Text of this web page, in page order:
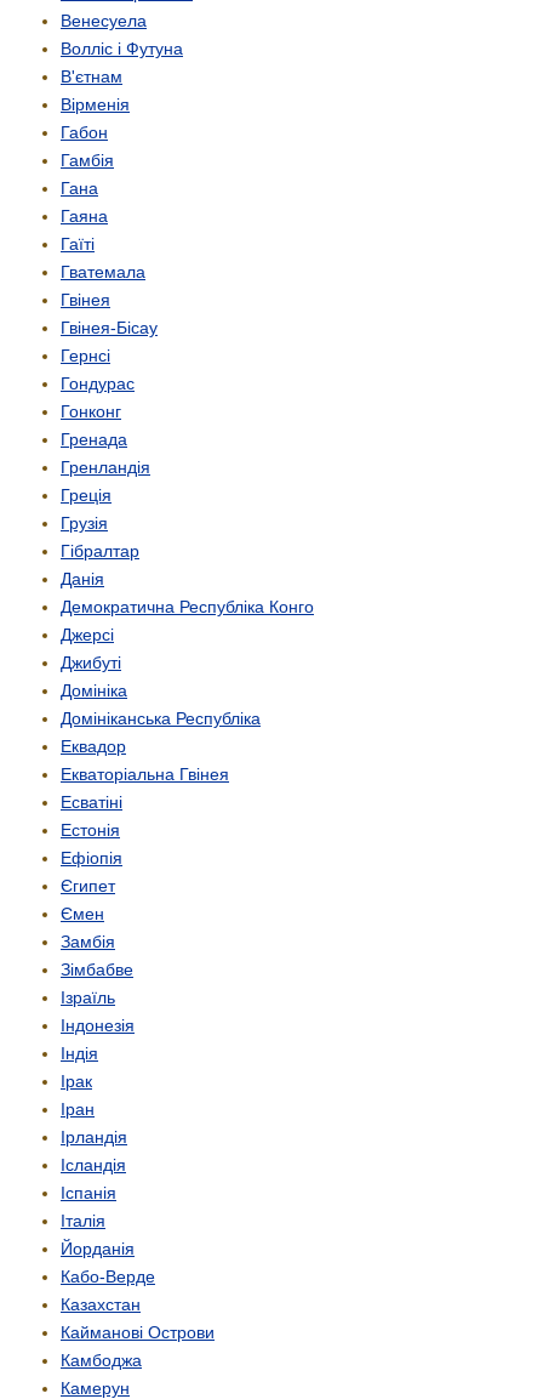
Венесуела
Волліс і Футуна
В'єтнам
Вірменія
Габон
Гамбія
Гана
Гаяна
Гаїті
Гватемала
Гвінея
Гвінея-Бісау
Гернсі
Гондурас
Гонконг
Гренада
Гренландія
Греція
Грузія
Гібралтар
Данія
Демократична Республіка Конго
Джерсі
Джибуті
Домініка
Домініканська Республіка
Еквадор
Екваторіальна Гвінея
Есватіні
Естонія
Ефіопія
Єгипет
Ємен
Замбія
Зімбабве
Ізраїль
Індонезія
Індія
Ірак
Іран
Ірландія
Ісландія
Іспанія
Італія
Йорданія
Кабо-Верде
Казахстан
Кайманові Острови
Камбоджа
Камерун